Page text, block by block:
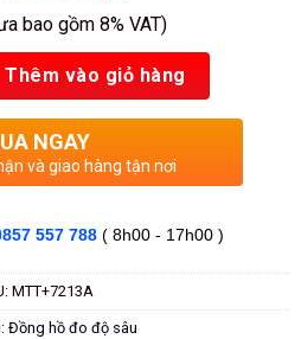
bao gồm 8% VAT)
Thêm vào giỏ hàng
NGAY
và giao hàng tận nơi
557 788 ( 8h00 - 17h00 )
MTT+7213A
Đồng hồ đo độ sâu